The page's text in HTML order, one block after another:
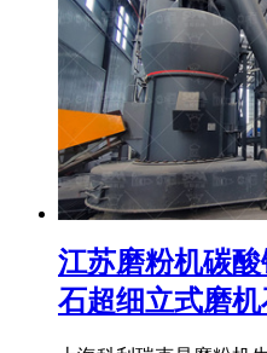
江苏磨粉机碳
石超细立式磨机